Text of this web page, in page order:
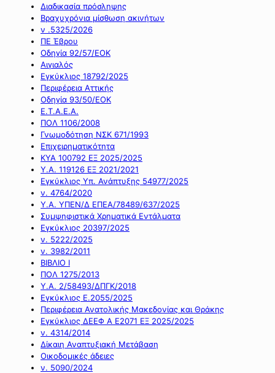
Διαδικασία πρόσληψης
Βραχυχρόνια μίσθωση ακινήτων
ν .5325/2026
ΠΕ Έβρου
Οδηγία 92/57/ΕΟΚ
Αιγιαλός
Εγκύκλιος 18792/2025
Περιφέρεια Αττικής
Οδηγία 93/50/ΕΟΚ
Ε.Τ.Α.Ε.Α.
ΠΟΛ 1106/2008
Γνωμοδότηση ΝΣΚ 671/1993
Επιχειρηματικότητα
ΚΥΑ 100792 ΕΞ 2025/2025
Υ.Α. 119126 ΕΞ 2021/2021
Εγκύκλιος Υπ. Ανάπτυξης 54977/2025
ν. 4764/2020
Υ.Α. ΥΠΕΝ/Δ ΕΠΕΑ/78489/637/2025
Συμψηφιστικά Χρηματικά Εντάλματα
Εγκύκλιος 20397/2025
ν. 5222/2025
ν. 3982/2011
ΒΙΒΛΙΟ Ι
ΠΟΛ 1275/2013
Υ.Α. 2/58493/ΔΠΓΚ/2018
Εγκύκλιος Ε.2055/2025
Περιφέρεια Ανατολικής Μακεδονίας και Θράκης
Εγκύκλιος ΔΕΕΦ Α Ε2071 ΕΞ 2025/2025
ν. 4314/2014
Δίκαιη Αναπτυξιακή Μετάβαση
Οικοδομικές άδειες
ν. 5090/2024